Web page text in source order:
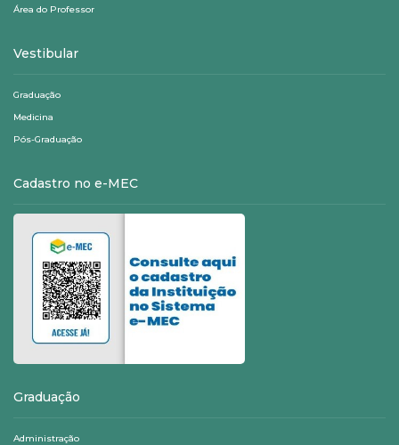
Área do Professor
Vestibular
Graduação
Medicina
Pós-Graduação
Cadastro no e-MEC
Graduação
Administração